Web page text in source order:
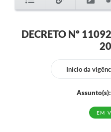
Transparência
Programa Famílias Fortes
Contratação de estagiário -
Vagas de emprego no PAT
DECRETO Nº
Início da
Assunto(s):
EM